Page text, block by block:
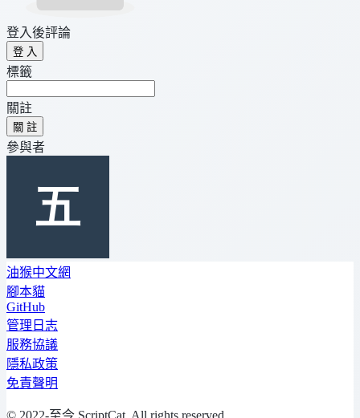
登入後評論
登 入
標籤
關註
關 註
參與者
油猴中文網
腳本貓
GitHub
管理日志
服務協議
隱私政策
免責聲明
© 2022-至今 ScriptCat. All rights reserved.